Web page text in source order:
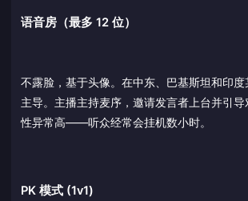
语音房（最多 12 位）
不露脸，基于头像。在中东、巴基斯坦和印
主导。主播主持麦序，邀请发言者上台并引
性异常高——听众经常会挂机数小时。
PK 模式 (1v1)